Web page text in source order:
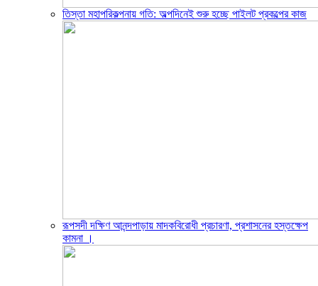
তিস্তা মহাপরিকল্পনায় গতি: অল্পদিনেই শুরু হচ্ছে পাইলট প্রকল্পের কাজ
রূপসদী দক্ষিণ আনন্দপাড়ায় মাদকবিরোধী প্রচারণা, প্রশাসনের হস্তক্ষেপ
কামনা ‎।